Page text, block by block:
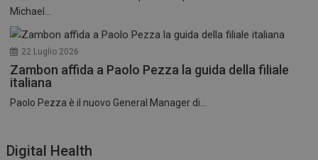
Michael...
22 Luglio 2026
Zambon affida a Paolo Pezza la guida della filiale
italiana
Paolo Pezza è il nuovo General Manager di...
Digital Health